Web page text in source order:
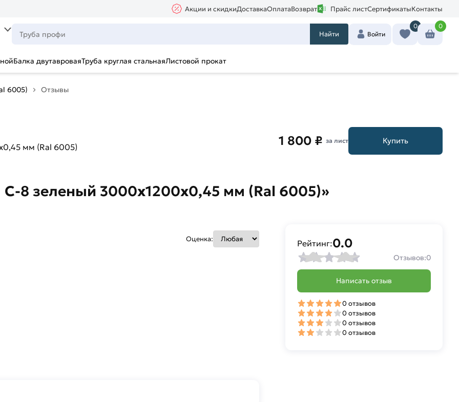
Акции и скидкиДоставкаОплатаВозврат Прайс листСертификатыКонтакты
Найти Войти
0 0
Балка двутавроваяТруба круглая стальнаяЛистовой прокат
6005) Отзывы
мм (Ral 6005) 1 800 ₽ за лист Купить
8 зеленый 3000х1200х0,45 мм (Ral 6005)»
Оценка: Рейтинг:0.0
Отзывов:0
Написать отзыв
0 отзывов
0 отзывов
0 отзывов
0 отзывов